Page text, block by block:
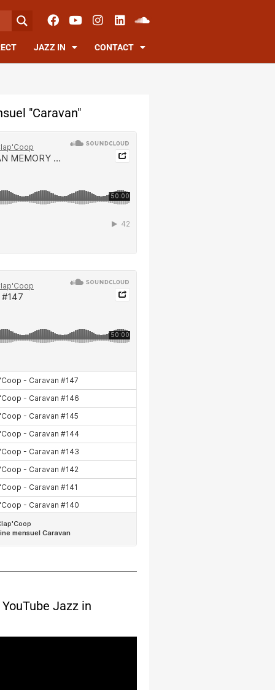
JAZZ IN CONTACT
"Caravan"
Jazz in